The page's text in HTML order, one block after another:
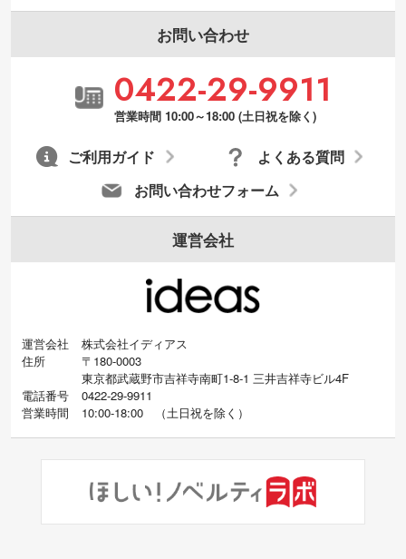
お問い合わせ
0422-29-9911
営業時間 10:00～18:00 (土日祝を除く)
お問い合わせフォーム
よくある質問
ご利用ガイド
運営会社
運営会社
株式会社イディアス
住所
〒180-0003
東京都武蔵野市吉祥寺南町1-8-1 三井吉祥寺ビル4F
電話番号
0422-29-9911
営業時間
10:00-18:00 （土日祝を除く）